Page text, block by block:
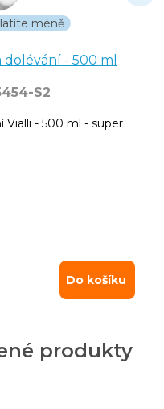
méně
dolévání - 500 ml
S2
Vialli - 500 ml - super
Do košíku
produkty